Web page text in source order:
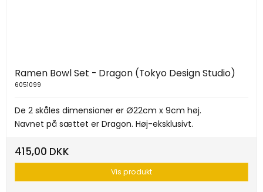
Ramen Bowl Set - Dragon (Tokyo Design Studio)
6051099
De 2 skåles dimensioner er Ø22cm x 9cm høj.
Navnet på sættet er Dragon. Høj-eksklusivt.
415,00 DKK
Vis produkt